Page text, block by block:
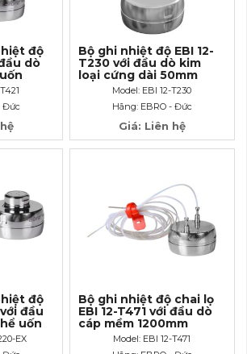
độ
dò
Đức
Bộ ghi nhiệt độ EBI 12-
T230 với đầu dò kim
loại cứng dài 50mm
Model: EBI 12-T230
Hãng: EBRO - Đức
Giá: Liên hệ
độ
đầu
uốn
EX
Bộ ghi nhiệt độ chai lọ
EBI 12-T471 với đầu dò
cáp mềm 1200mm
Model: EBI 12-T471